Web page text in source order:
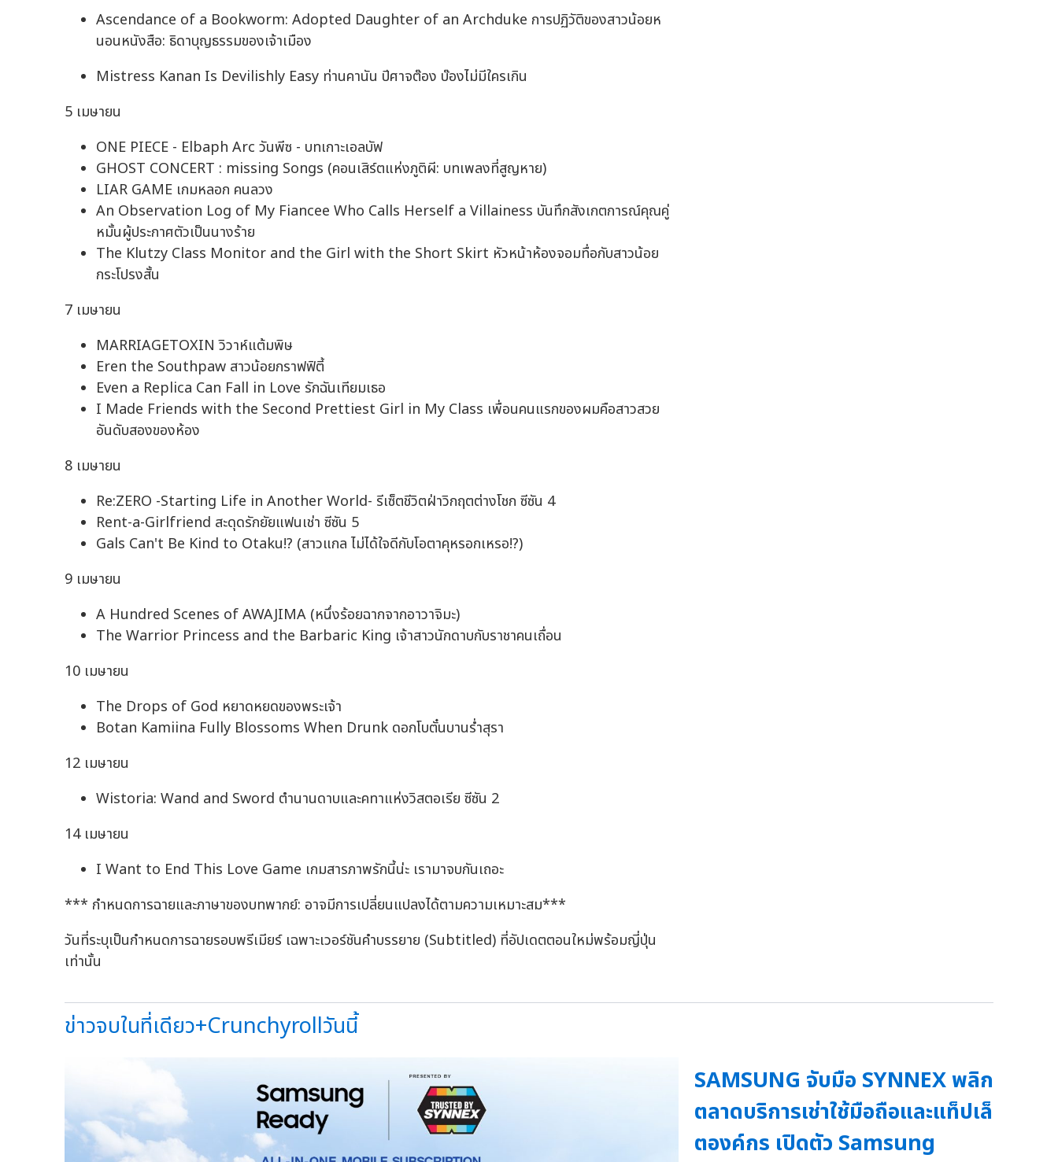
Ascendance of a Bookworm: Adopted Daughter of an Archduke การปฏิวัติของสาวน้อยห
นอนหนังสือ: ธิดาบุญธรรมของเจ้าเมือง
Mistress Kanan Is Devilishly Easy ท่านคานัน ปีศาจต๊อง บ๊องไม่มีใครเกิน
5 เมษายน
ONE PIECE - Elbaph Arc วันพีซ - บทเกาะเอลบัฟ
GHOST CONCERT : missing Songs (คอนเสิร์ตแห่งภูติผี: บทเพลงที่สูญหาย)
LIAR GAME เกมหลอก คนลวง
An Observation Log of My Fiancee Who Calls Herself a Villainess บันทึกสังเกตการณ์คุณคู่
หมั้นผู้ประกาศตัวเป็นนางร้าย
The Klutzy Class Monitor and the Girl with the Short Skirt หัวหน้าห้องจอมทื่อกับสาวน้อย
กระโปรงสั้น
7 เมษายน
MARRIAGETOXIN วิวาห์แต้มพิษ
Eren the Southpaw สาวน้อยกราฟฟิตี้
Even a Replica Can Fall in Love รักฉันเทียมเธอ
I Made Friends with the Second Prettiest Girl in My Class เพื่อนคนแรกของผมคือสาวสวย
อันดับสองของห้อง
8 เมษายน
Re:ZERO -Starting Life in Another World- รีเซ็ตชีวิตฝ่าวิกฤตต่างโชก ซีซัน 4
Rent-a-Girlfriend สะดุดรักยัยแฟนเช่า ซีซัน 5
Gals Can't Be Kind to Otaku!? (สาวแกล ไม่ได้ใจดีกับโอตาคุหรอกเหรอ!?)
9 เมษายน
A Hundred Scenes of AWAJIMA (หนึ่งร้อยฉากจากอาวาจิมะ)
The Warrior Princess and the Barbaric King เจ้าสาวนักดาบกับราชาคนเถื่อน
10 เมษายน
The Drops of God หยาดหยดของพระเจ้า
Botan Kamiina Fully Blossoms When Drunk ดอกโบตั๋นบานร่ำสุรา
12 เมษายน
Wistoria: Wand and Sword ตำนานดาบและคทาแห่งวิสตอเรีย ซีซัน 2
14 เมษายน
I Want to End This Love Game เกมสารภาพรักนี้น่ะ เรามาจบกันเถอะ
*** กำหนดการฉายและภาษาของบทพากย์: อาจมีการเปลี่ยนแปลงได้ตามความเหมาะสม***
วันที่ระบุเป็นกำหนดการฉายรอบพรีเมียร์ เฉพาะเวอร์ชันคำบรรยาย (Subtitled) ที่อัปเดตตอนใหม่พร้อมญี่ปุ่น
เท่านั้น
ข่าวจบในที่เดียว+Crunchyrollวันนี้
SAMSUNG จับมือ SYNNEX พลิก
ตลาดบริการเช่าใช้มือถือและแท็ปเล็
ตองค์กร เปิดตัว Samsung